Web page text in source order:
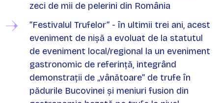
zeci de mii de pelerini din România
”Festivalul Trufelor” - în ultimii trei ani, acest
eveniment de nișă a evoluat de la statutul
de eveniment local/regional la un eveniment
gastronomic de referință, integrând
demonstrații de „vânătoare” de trufe în
pădurile Bucovinei și meniuri fusion din